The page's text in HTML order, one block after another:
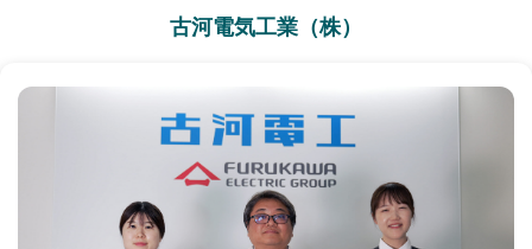
古河電気工業（株）